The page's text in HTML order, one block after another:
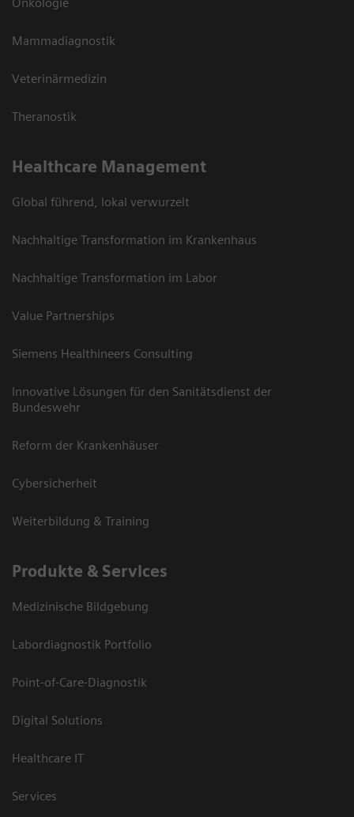
Mammadiagnostik
Veterinärmedizin
Theranostik
Healthcare Management
Global führend, lokal verwurzelt
Nachhaltige Transformation im Krankenhaus
Nachhaltige Transformation im Labor
Value Partnerships
Siemens Healthineers Consulting
Innovative Lösungen für den Sanitätsdienst der
Bundeswehr
Reform der Krankenhäuser
Cybersicherheit
Weiterbildung & Training
Produkte & Services
Medizinische Bildgebung
Labordiagnostik Portfolio
Point-of-Care-Diagnostik
Digital Solutions
Healthcare IT
Services